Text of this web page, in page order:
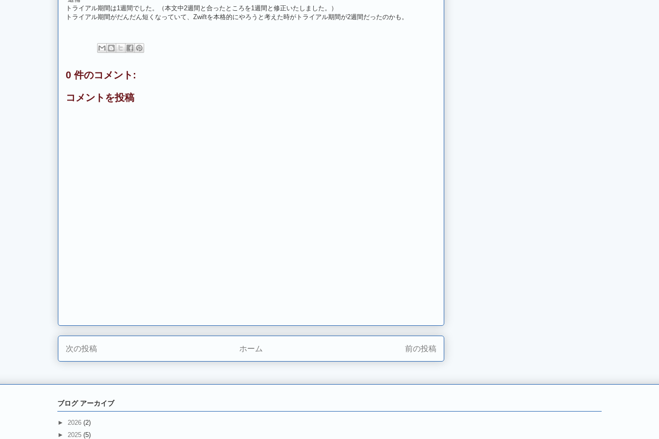
トライアル期間は1週間でした。（本文中2週間と合ったところを1週間と修正いたしました。）
トライアル期間がだんだん短くなっていて、Zwiftを本格的にやろうと考えた時がトライアル期間が2週間だったのかも。
0 件のコメント:
コメントを投稿
次の投稿 前の投稿
ホーム
ブログ アーカイブ
► 2026 (2)
► 2025 (5)